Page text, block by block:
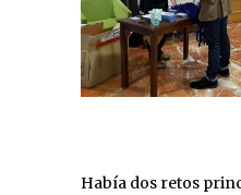
Había dos retos